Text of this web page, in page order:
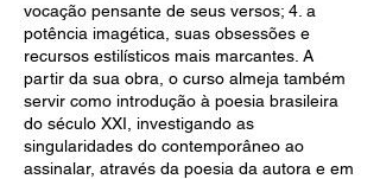
vocação pensante de seus versos; 4. a
potência imagética, suas obsessões e
recursos estilísticos mais marcantes. A
partir da sua obra, o curso almeja também
servir como introdução à poesia brasileira
do século XXI, investigando as
singularidades do contemporâneo ao
assinalar, através da poesia da autora e em